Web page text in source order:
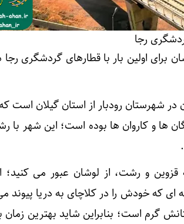
رجا
شهرستان رودبار از استان گیلان است
قزوین و رشت، از لوشان عبور می
ای که خودش را در کلاچای به دریا پیوند
گرم است؛ بنابراین شاید بهترین